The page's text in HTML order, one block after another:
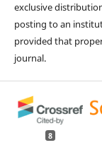
exclusive
posting to an
provided that
journal.
8